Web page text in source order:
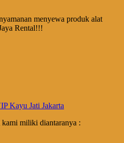
menyewa produk alat
Rental!!!
kami miliki diantaranya :